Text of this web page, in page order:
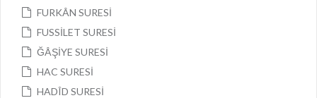
FURKÂN SURESİ
FUSSİLET SURESİ
ĞÂŞİYE SURESİ
HAC SURESİ
HADÎD SURESİ